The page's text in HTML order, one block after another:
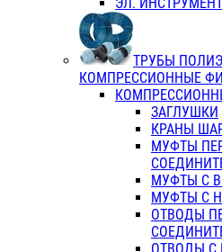
ТРУБЫ
КОМПРЕССИОННЫЕ
ЗАГЛУШКИ
КРАНЫ
МУФТЫ
МУФТЫ С
МУФТЫ С
ОТВОДЫ